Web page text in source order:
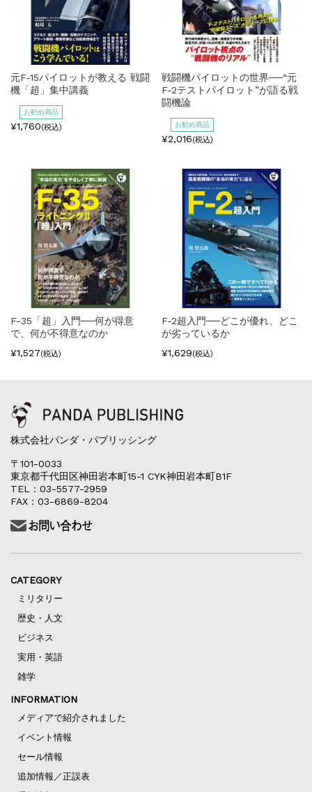
元F-15パイロットが教える 戦闘
機「超」集中講義
お勧め商品
¥1,760(税込)
戦闘機パイロットの世界──“元
F-2テストパイロット”が語る戦
闘機論
お勧め商品
¥2,016(税込)
F-35「超」入門──何が得意
で、何が不得意なのか
¥1,527(税込)
F-2超入門──どこが優れ、どこ
が劣っているか
¥1,629(税込)
株式会社パンダ・パブリッシング
〒101-0033
東京都千代田区神田岩本町15-1 CYK神田岩本町B1F
TEL：03-5577-2959
FAX：03-6869-8204
CATEGORY
ミリタリー
歴史・人文
ビジネス
実用・英語
雑学
INFORMATION
メディアで紹介されました
イベント情報
セール情報
追加情報／正誤表